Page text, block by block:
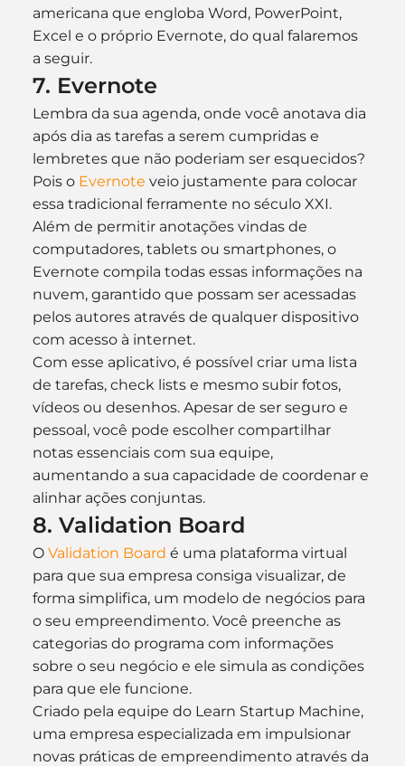
americana que engloba Word, PowerPoint,
Excel e o próprio Evernote, do qual falaremos
a seguir.
7. Evernote
Lembra da sua agenda, onde você anotava dia
após dia as tarefas a serem cumpridas e
lembretes que não poderiam ser esquecidos?
Pois o Evernote veio justamente para colocar
essa tradicional ferramente no século XXI.
Além de permitir anotações vindas de
computadores, tablets ou smartphones, o
Evernote compila todas essas informações na
nuvem, garantido que possam ser acessadas
pelos autores através de qualquer dispositivo
com acesso à internet.
Com esse aplicativo, é possível criar uma lista
de tarefas, check lists e mesmo subir fotos,
vídeos ou desenhos. Apesar de ser seguro e
pessoal, você pode escolher compartilhar
notas essenciais com sua equipe,
aumentando a sua capacidade de coordenar e
alinhar ações conjuntas.
8. Validation Board
O Validation Board é uma plataforma virtual
para que sua empresa consiga visualizar, de
forma simplifica, um modelo de negócios para
o seu empreendimento. Você preenche as
categorias do programa com informações
sobre o seu negócio e ele simula as condições
para que ele funcione.
Criado pela equipe do Learn Startup Machine,
uma empresa especializada em impulsionar
novas práticas de empreendimento através da